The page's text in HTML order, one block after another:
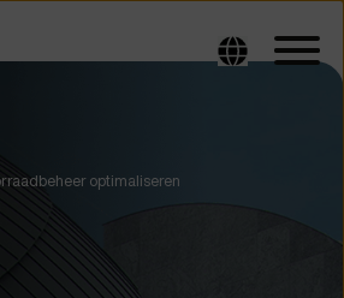
optimaliseren